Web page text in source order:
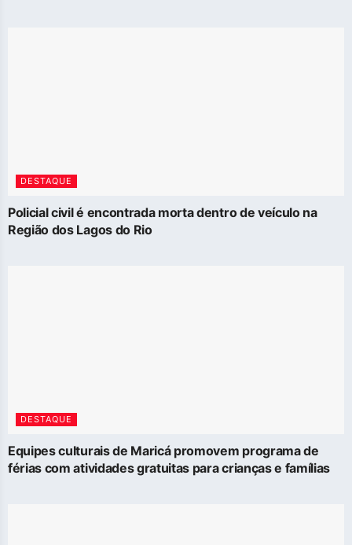
DESTAQUE
Policial civil é encontrada morta dentro de veículo na
Região dos Lagos do Rio
DESTAQUE
Equipes culturais de Maricá promovem programa de
férias com atividades gratuitas para crianças e famílias